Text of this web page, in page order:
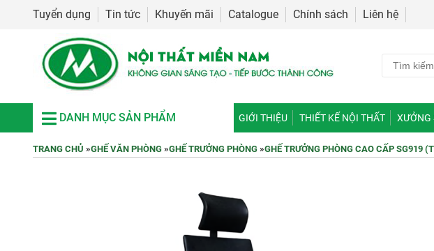
Tuyển dụng Tin tức Khuyến mãi Catalogue Chính sách Liên hệ
DANH MỤC SẢN PHẨM GIỚI THIỆU THIẾT KẾ NỘI THẤT XƯỞNG
TRANG CHỦ »GHẾ VĂN PHÒNG »GHẾ TRƯỞNG PHÒNG »GHẾ TRƯỞNG PHÒNG CAO CẤP SG919